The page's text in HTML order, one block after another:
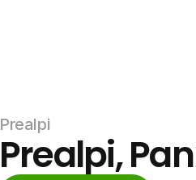
Prealpi
Prealpi,